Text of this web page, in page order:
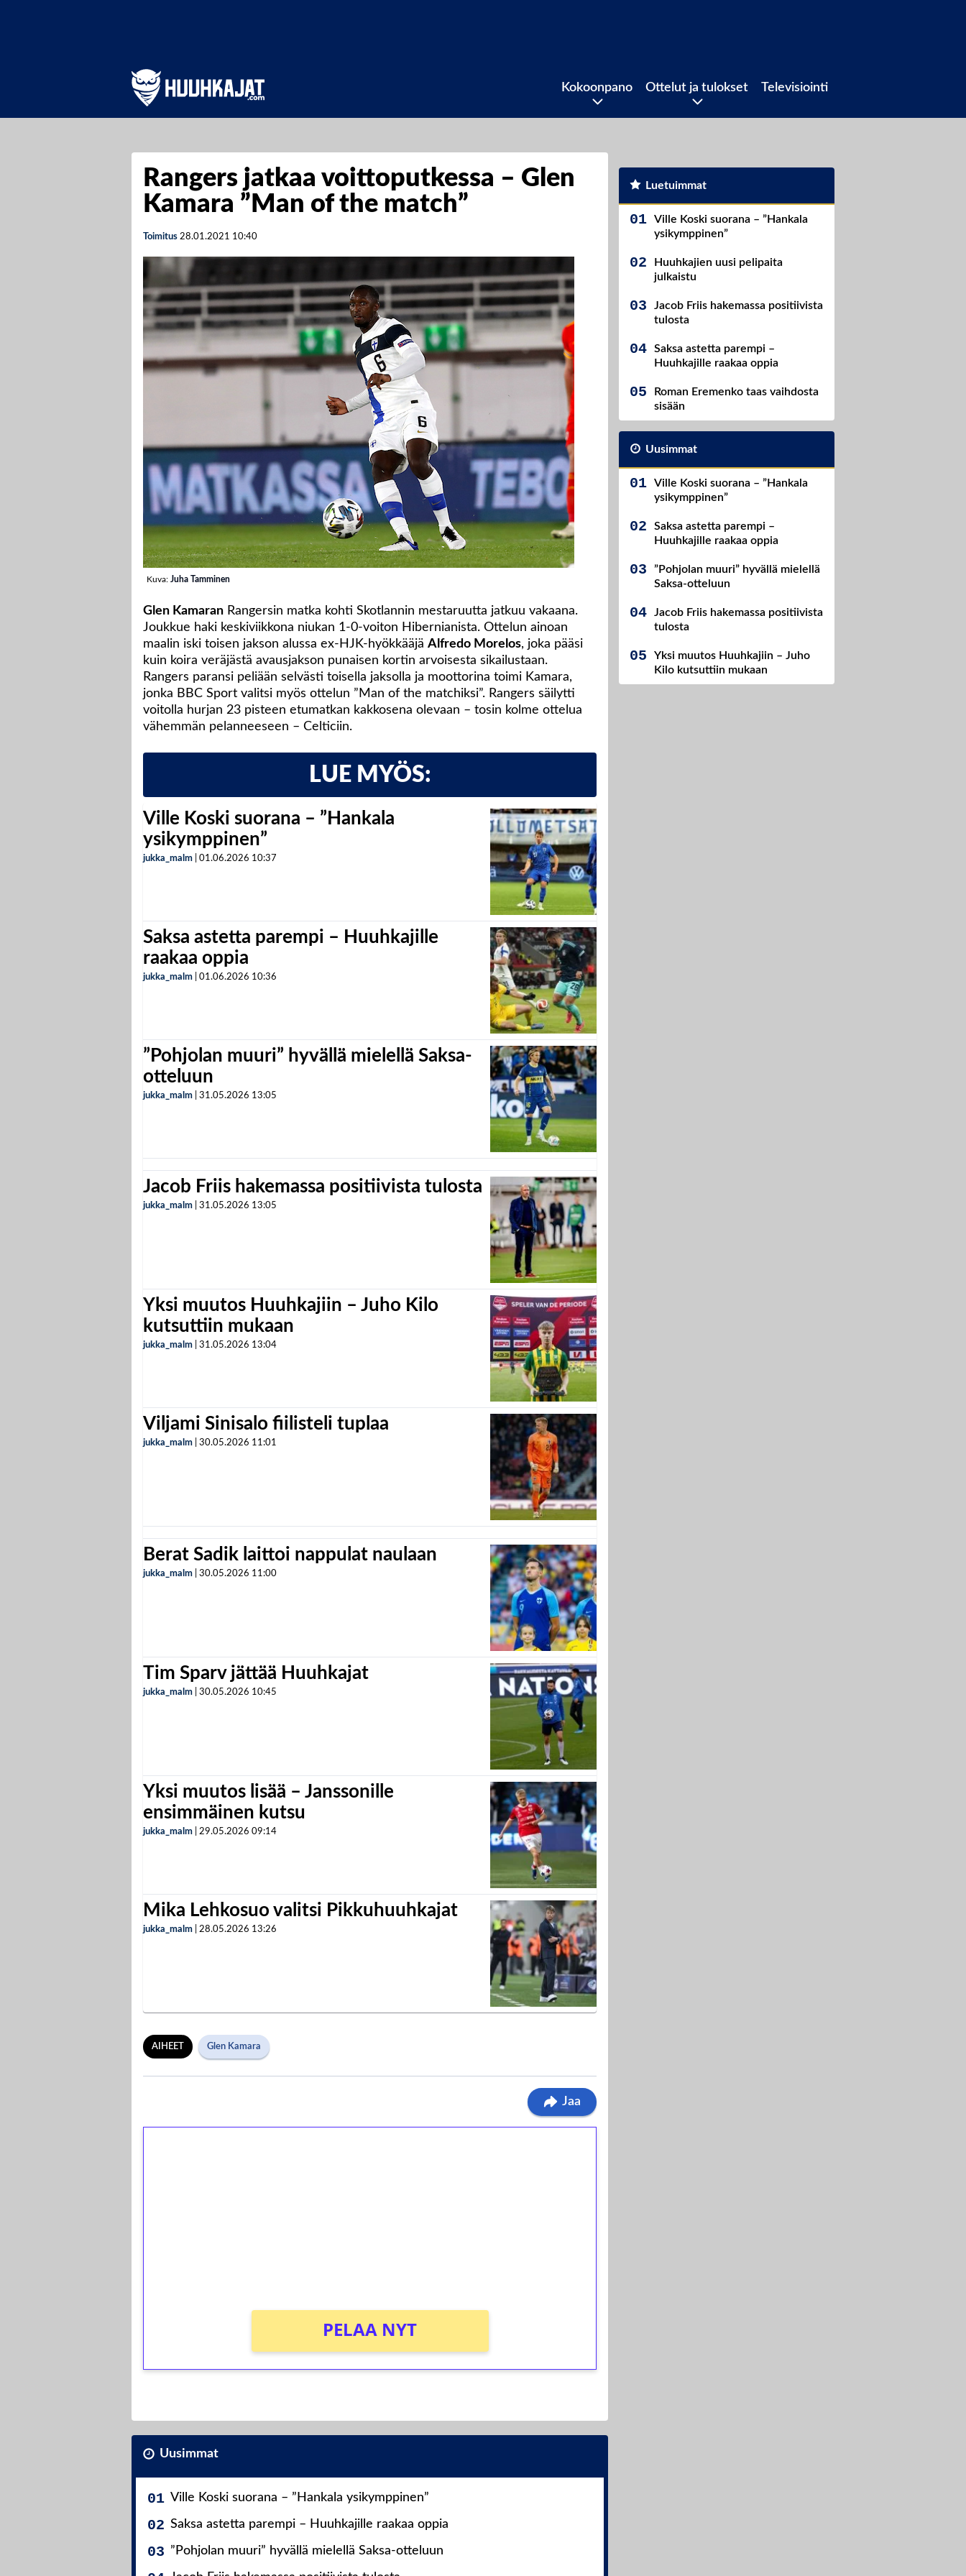
Kokoonpano Ottelut ja tulokset Televisiointi
Rangers jatkaa voittoputkessa – Glen
Kamara ”Man of the match”
Toimitus 28.01.2021 10:40
Kuva: Juha Tamminen
Glen Kamaran Rangersin matka kohti Skotlannin mestaruutta jatkuu vakaana.
Joukkue haki keskiviikkona niukan 1-0-voiton Hibernianista. Ottelun ainoan
maalin iski toisen jakson alussa ex-HJK-hyökkääjä Alfredo Morelos, joka pääsi
kuin koira veräjästä avausjakson punaisen kortin arvoisesta sikailustaan.
Rangers paransi peliään selvästi toisella jaksolla ja moottorina toimi Kamara,
jonka BBC Sport valitsi myös ottelun ”Man of the matchiksi”. Rangers säilytti
voitolla hurjan 23 pisteen etumatkan kakkosena olevaan – tosin kolme ottelua
vähemmän pelanneeseen – Celticiin.
LUE MYÖS:
Ville Koski suorana – ”Hankala
ysikymppinen”
jukka_malm 01.06.2026 10:37
Saksa astetta parempi – Huuhkajille
raakaa oppia
jukka_malm 01.06.2026 10:36
”Pohjolan muuri” hyvällä mielellä Saksa-
otteluun
jukka_malm 31.05.2026 13:05
Jacob Friis hakemassa positiivista tulosta
jukka_malm 31.05.2026 13:05
Yksi muutos Huuhkajiin – Juho Kilo
kutsuttiin mukaan
jukka_malm 31.05.2026 13:04
Viljami Sinisalo fiilisteli tuplaa
jukka_malm 30.05.2026 11:01
Berat Sadik laittoi nappulat naulaan
jukka_malm 30.05.2026 11:00
Tim Sparv jättää Huuhkajat
jukka_malm 30.05.2026 10:45
Yksi muutos lisää – Janssonille
ensimmäinen kutsu
jukka_malm 29.05.2026 09:14
Mika Lehkosuo valitsi Pikkuhuuhkajat
jukka_malm 28.05.2026 13:26
AIHEET Glen Kamara
Jaa
PELAA NYT
Uusimmat
Ville Koski suorana – ”Hankala ysikymppinen”
Saksa astetta parempi – Huuhkajille raakaa oppia
”Pohjolan muuri” hyvällä mielellä Saksa-otteluun
Luetuimmat
Ville Koski suorana – ”Hankala
ysikymppinen”
Huuhkajien uusi pelipaita
julkaistu
Jacob Friis hakemassa positiivista
tulosta
Saksa astetta parempi –
Huuhkajille raakaa oppia
Roman Eremenko taas vaihdosta
sisään
Uusimmat
Ville Koski suorana – ”Hankala
ysikymppinen”
Saksa astetta parempi –
Huuhkajille raakaa oppia
”Pohjolan muuri” hyvällä mielellä
Saksa-otteluun
Jacob Friis hakemassa positiivista
tulosta
Yksi muutos Huuhkajiin – Juho
Kilo kutsuttiin mukaan